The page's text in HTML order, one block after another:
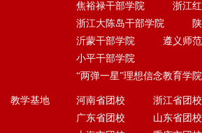
焦裕禄干部学院
浙江
浙江大陈岛干部学院
沂蒙干部学院
遵义师
小平干部学院
“两弹一星”理想信念教育学院
教学基地 河南省团校
浙江省团校
广东省团校
山东省团校